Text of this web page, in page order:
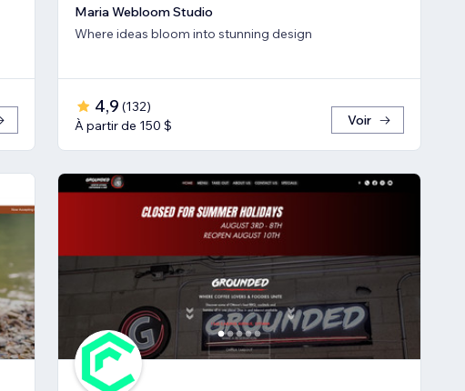
Maria Webloom Studio
Where ideas bloom into stunning design
4,9 (132)
À partir de 150 $
Voir